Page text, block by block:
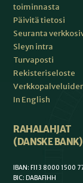
toiminnasta
Päivitä tietosi
Seuranta
Sleyn intra
Turvaposti
Rekisteriseloste
In English
RAHALAHJAT
(DANSKE
IBAN: FI13 8000 1500
BIC: DABAFIHH